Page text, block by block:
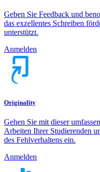
Geben Sie Feedback und
das exzellentes Schreiben
unterstützt.
Anmelden
Originality
Gehen Sie mit dieser
Arbeiten Ihrer Studierenden
des Fehlverhaltens ein.
Anmelden